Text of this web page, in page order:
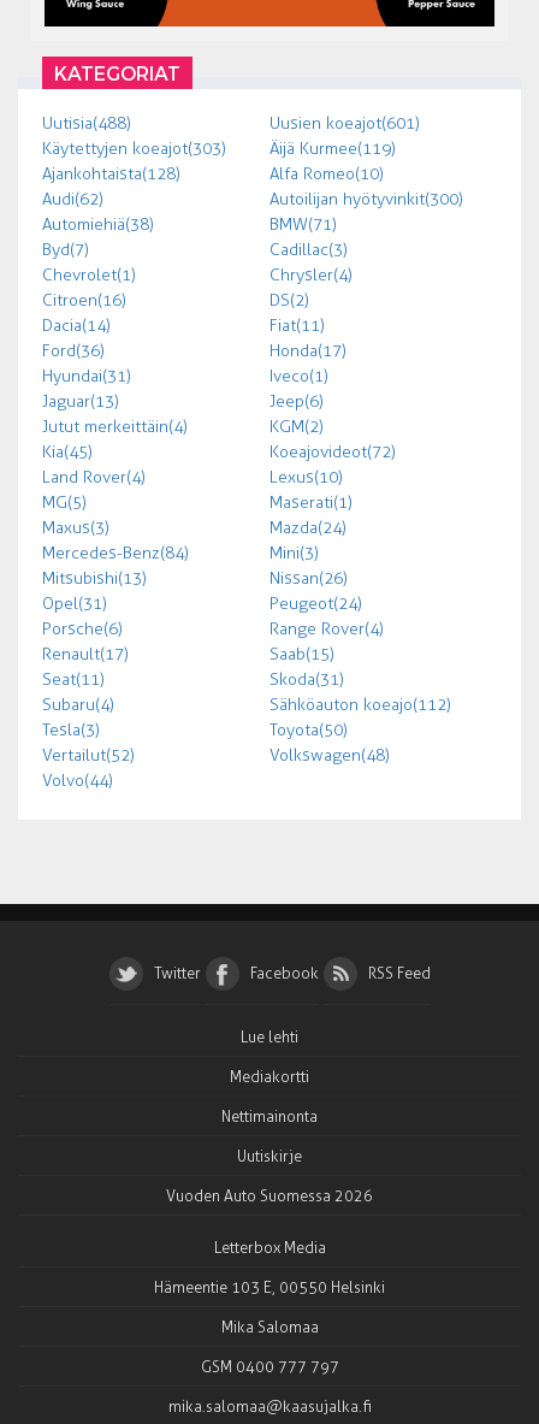
KATEGORIAT
Uutisia (488)
Uusien koeajot (601)
Käytettyjen koeajot (303)
Äijä Kurmee (119)
Ajankohtaista (128)
Alfa Romeo (10)
Audi (62)
Autoilijan hyötyvinkit (300)
Automiehiä (38)
BMW (71)
Byd (7)
Cadillac (3)
Chevrolet (1)
Chrysler (4)
Citroen (16)
DS (2)
Dacia (14)
Fiat (11)
Ford (36)
Honda (17)
Hyundai (31)
Iveco (1)
Jaguar (13)
Jeep (6)
Jutut merkeittäin (4)
KGM (2)
Kia (45)
Koeajovideot (72)
Land Rover (4)
Lexus (10)
MG (5)
Maserati (1)
Maxus (3)
Mazda (24)
Mercedes-Benz (84)
Mini (3)
Mitsubishi (13)
Nissan (26)
Opel (31)
Peugeot (24)
Porsche (6)
Range Rover (4)
Renault (17)
Saab (15)
Seat (11)
Skoda (31)
Subaru (4)
Sähköauton koeajo (112)
Tesla (3)
Toyota (50)
Vertailut (52)
Volkswagen (48)
Volvo (44)
Twitter Facebook RSS Feed
Lue lehti
Mediakortti
Nettimainonta
Uutiskirje
Vuoden Auto Suomessa 2026
Letterbox Media
Hämeentie 103 E, 00550 Helsinki
Mika Salomaa
GSM 0400 777 797
mika.salomaa@kaasujalka.fi